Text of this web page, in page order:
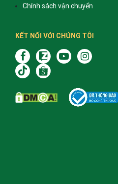
Chính sách vận chuyển
KẾT NỐI VỚI CHÚNG TÔI